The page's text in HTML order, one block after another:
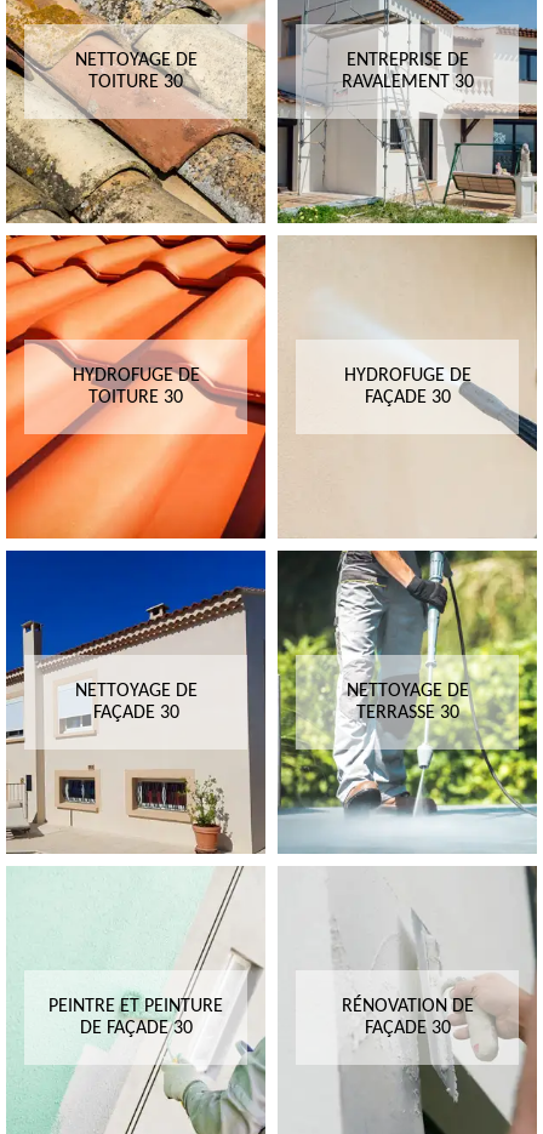
NETTOYAGE DE
TOITURE 30
ENTREPRISE DE
RAVALEMENT 30
HYDROFUGE DE
TOITURE 30
HYDROFUGE DE
FAÇADE 30
NETTOYAGE DE
FAÇADE 30
NETTOYAGE DE
TERRASSE 30
PEINTRE ET PEINTURE
DE FAÇADE 30
RÉNOVATION DE
FAÇADE 30